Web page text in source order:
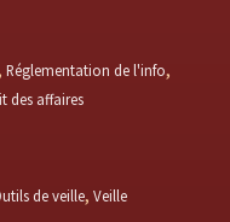
Réglementation de l'info
des affaires
de veille Veille